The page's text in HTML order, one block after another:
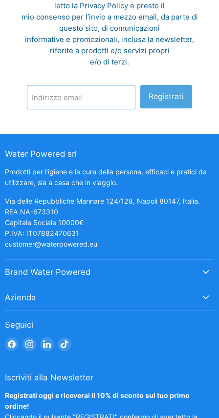
letto la Privacy Policy e presto il
mio consenso per l’invio a mezzo email, da parte di
questo sito, di comunicazioni
informative e promozionali, inclusa la newsletter,
riferite a prodotti e/o servizi propri
e/o di terzi.
Indirizzo email Registrati
Water Powered srl
Prodotti per l’igiene e la cura della persona, efficaci e pratici da
utilizzare, sia a casa che in viaggio.
Via delle Repubbliche Marinare 124/128, Napoli 80147, Italia.
REA NA-673310
Capitale Sociale 10000€
P.IVA: IT07882470631
customer@waterpowered.eu
Brand Water Powered
Azienda
Seguici
Trovaci
Facebook
Trovaci
Instagram
Trovaci
LinkedIn
Trovaci
TikTok
Iscriviti alla Newsletter
Registrati oggi e riceverai il 10% di sconto sul tuo primo
ordine!